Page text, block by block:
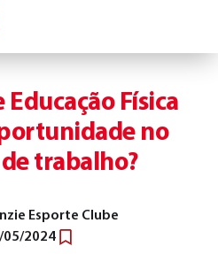
Educação Física
no
trabalho?
Esporte Clube
05/2024